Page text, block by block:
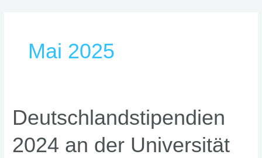
Mai 2025
Deutschlandstipendien
2024 an der Universität
Deutschlandstipendien
2024
an
der